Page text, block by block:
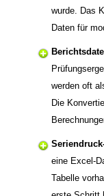
wurde. Das
Daten für
werden oft
Die
eine Excel-
Tabelle